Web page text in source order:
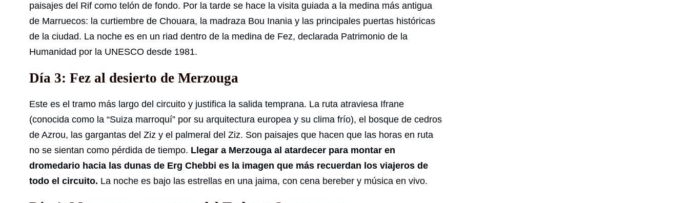
paisajes del Rif como telón de fondo. Por la tarde se hace la visita guiada a la medina más antigua
de Marruecos: la curtiembre de Chouara, la madraza Bou Inania y las principales puertas históricas
de la ciudad. La noche es en un riad dentro de la medina de Fez, declarada Patrimonio de la
Humanidad por la UNESCO desde 1981.
Día 3: Fez al desierto de Merzouga
Este es el tramo más largo del circuito y justifica la salida temprana. La ruta atraviesa Ifrane
(conocida como la “Suiza marroquí” por su arquitectura europea y su clima frío), el bosque de cedros
de Azrou, las gargantas del Ziz y el palmeral del Ziz. Son paisajes que hacen que las horas en ruta
no se sientan como pérdida de tiempo. Llegar a Merzouga al atardecer para montar en
dromedario hacia las dunas de Erg Chebbi es la imagen que más recuerdan los viajeros de
todo el circuito. La noche es bajo las estrellas en una jaima, con cena bereber y música en vivo.